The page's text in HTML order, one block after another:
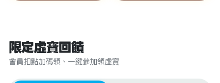
限定虛寶回饋
會員扣點加碼領、一鍵參加領虛寶